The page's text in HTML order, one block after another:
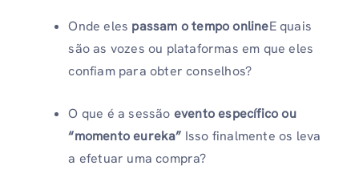
Onde eles passam o tempo onlineE quais
são as vozes ou plataformas em que eles
confiam para obter conselhos?
O que é a sessão evento específico ou
“momento eureka” Isso finalmente os leva
a efetuar uma compra?